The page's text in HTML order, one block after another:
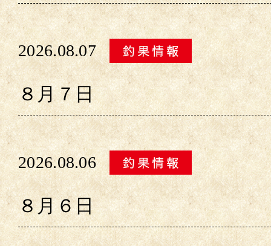
2026.08.07
８月７日
2026.08.06
８月６日